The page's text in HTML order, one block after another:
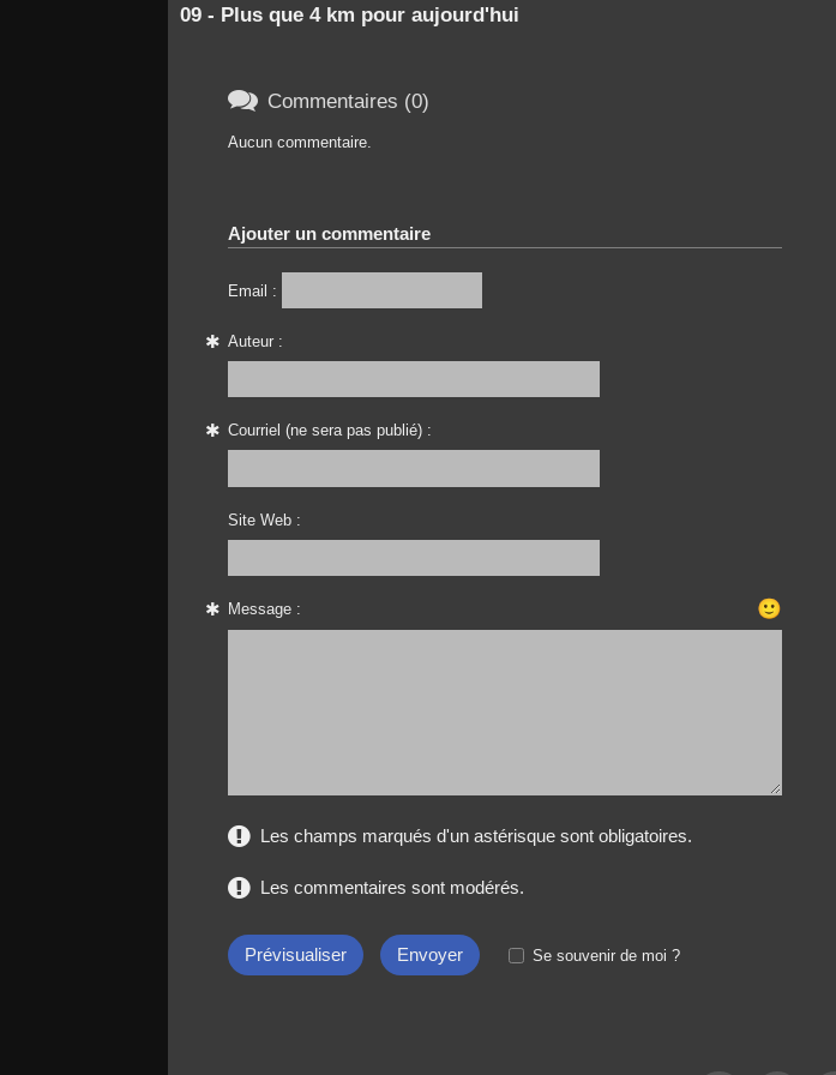
09 - Plus que 4 km pour aujourd'hui
 Commentaires (0)
Aucun commentaire.
Ajouter un commentaire
Email :
Auteur :
Courriel (ne sera pas publié) :
Site Web :
Message : 🙂
Les champs marqués d'un astérisque sont obligatoires.
Les commentaires sont modérés.
Se souvenir de moi ?